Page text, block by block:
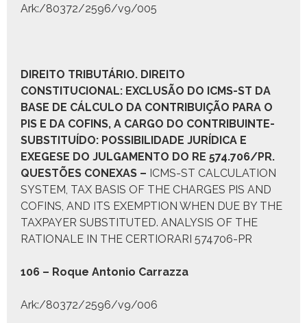
Ark:/80372/2596/v9/005
DIREITO TRIBUTÁRIO. DIREITO
CONSTITUCIONAL: EXCLUSÃO DO ICMS-ST DA
BASE DE CÁLCULO DA CONTRIBUIÇÃO PARA O
PIS E DA COFINS, A CARGO DO CONTRIBUINTE-
SUBSTITUÍDO: POSSIBILIDADE JURÍDICA E
EXEGESE DO JULGAMENTO DO RE 574.706/PR.
QUESTÕES CONEXAS – ICMS-ST CALCULATION
SYSTEM, TAX BASIS OF THE CHARGES PIS AND
COFINS, AND ITS EXEMPTION WHEN DUE BY THE
TAXPAYER SUBSTITUTED. ANALYSIS OF THE
RATIONALE IN THE CERTIORARI 574706-PR
106 – Roque Anto­nio Car­raz­za
Ark:/80372/2596/v9/006